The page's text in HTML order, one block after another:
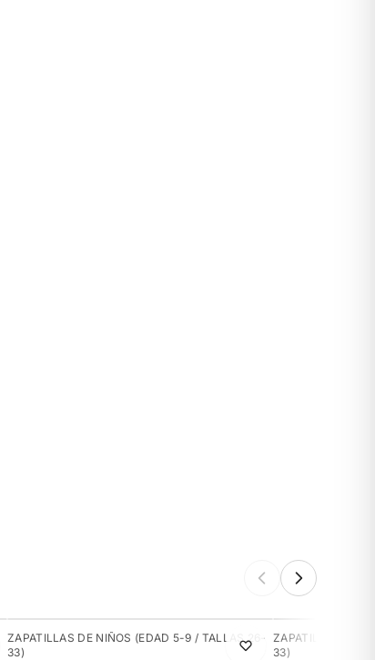
-5%
ZAPATILLAS DE NIÑOS (EDAD 5-9 / TALLAS 26-
33)
-10%
ZAPATILLAS DE
33)